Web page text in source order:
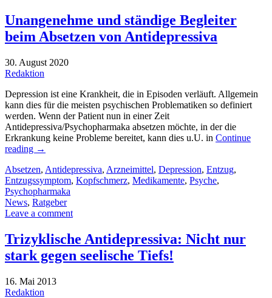
Unangenehme und ständige Begleiter
beim Absetzen von Antidepressiva
30. August 2020
Redaktion
Depression ist eine Krankheit, die in Episoden verläuft. Allgemein
kann dies für die meisten psychischen Problematiken so definiert
werden. Wenn der Patient nun in einer Zeit
Antidepressiva/Psychopharmaka absetzen möchte, in der die
Erkrankung keine Probleme bereitet, kann dies u.U. in Continue
reading →
Absetzen, Antidepressiva, Arzneimittel, Depression, Entzug,
Entzugssymptom, Kopfschmerz, Medikamente, Psyche,
Psychopharmaka
News, Ratgeber
Leave a comment
Trizyklische Antidepressiva: Nicht nur
stark gegen seelische Tiefs!
16. Mai 2013
Redaktion